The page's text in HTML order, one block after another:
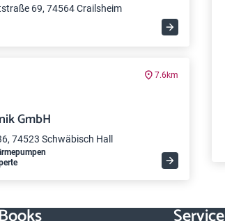
69, 74564 Crailsheim
7.6km
GmbH
74523 Schwäbisch Hall